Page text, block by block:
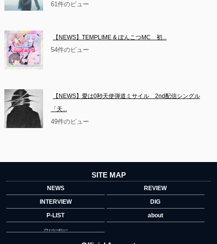
61件のビュー
【NEWS】TEMPLIME & ぽんこつMC　初...
54件のビュー
【NEWS】愛は0秒天使弾道ミサイル　2nd配信シングル
「天...
49件のビュー
SITE MAP
NEWS
REVIEW
INTERVIEW
DIG
P-LIST
about
プライバシーポリシー